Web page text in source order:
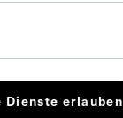
Dienste erlauben